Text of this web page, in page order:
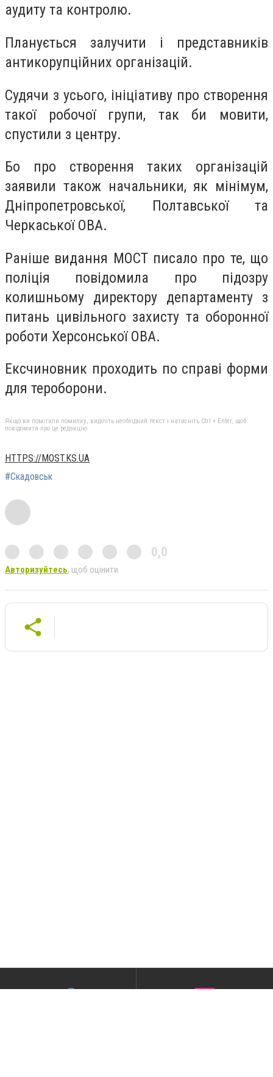
аудиту та контролю.
Планується залучити і представників
антикорупційних організацій.
Судячи з усього, ініціативу про створення
такої робочої групи, так би мовити,
спустили з центру.
Бо про створення таких організацій
заявили також начальники, як мінімум,
Дніпропетровської, Полтавської та
Черкаської ОВА.
Раніше видання МОСТ писало про те, що
поліція повідомила про підозру
колишньому директору департаменту з
питань цивільного захисту та оборонної
роботи Херсонської ОВА.
Ексчиновник проходить по справі форми
для тероборони.
Якщо ви помітили помилку, виділіть необхідний текст і натисніть Ctrl + Enter, щоб
повідомити про це редакцію
HTTPS://MOST.KS.UA
#Скадовськ
0,0
Авторизуйтесь, щоб оцінити